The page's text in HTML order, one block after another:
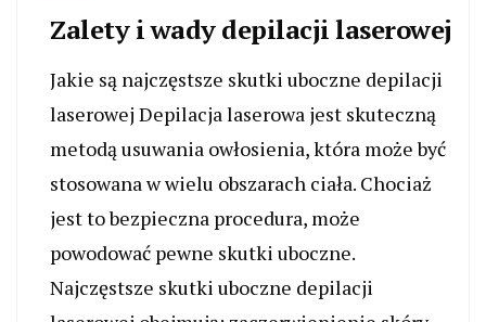
Zalety i wady depilacji laserowej
Jakie są najczęstsze skutki uboczne depilacji
laserowej Depilacja laserowa jest skuteczną
metodą usuwania owłosienia, która może być
stosowana w wielu obszarach ciała. Chociaż
jest to bezpieczna procedura, może
powodować pewne skutki uboczne.
Najczęstsze skutki uboczne depilacji